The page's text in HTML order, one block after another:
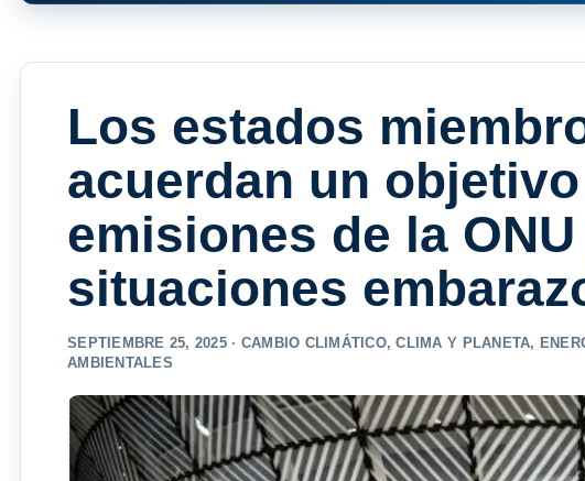
Los estados
acuerdan un
emisiones de la
situaciones
SEPTIEMBRE 25, 2025 · CAMBIO CLIMÁTICO,CLIMA Y PLANETA,
AMBIENTALES